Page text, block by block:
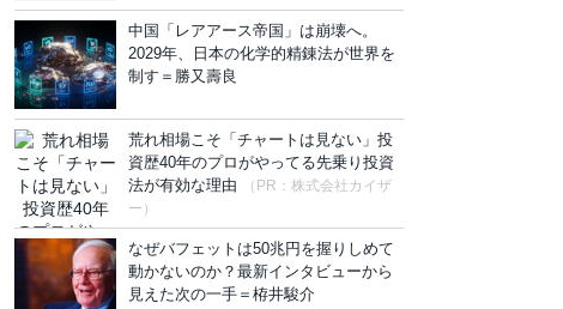
中国「レアアース帝国」は崩壊へ。
2029年、日本の化学的精錬法が世界を
制す＝勝又壽良
荒れ相場こそ「チャートは見ない」投
資歴40年のプロがやってる先乗り投資
法が有効な理由
（PR：株式会社カイザ
ー）
なぜバフェットは50兆円を握りしめて
動かないのか？最新インタビューから
見えた次の一手＝栫井駿介